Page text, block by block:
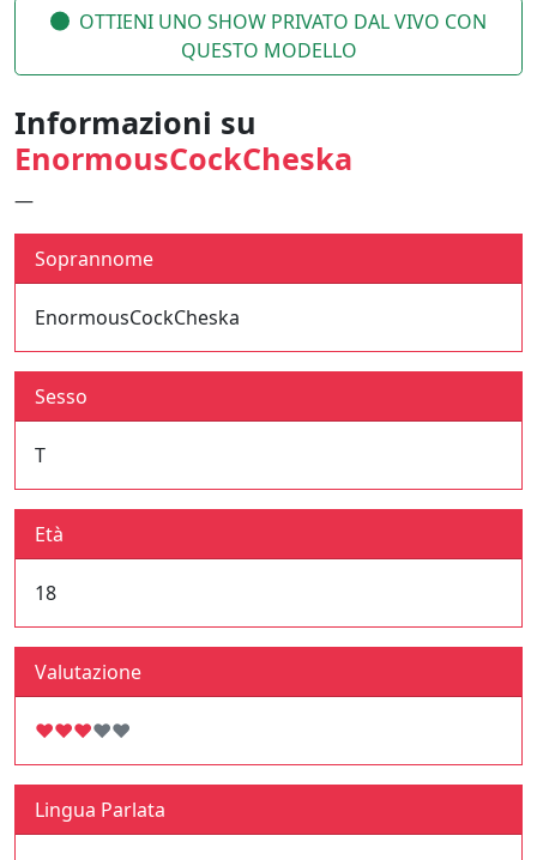
OTTIENI UNO SHOW PRIVATO DAL VIVO CON
QUESTO MODELLO
Informazioni su
EnormousCockCheska
—
Soprannome
EnormousCockCheska
Sesso
T
Età
18
Valutazione
♥♥♥♥♥
Lingua Parlata